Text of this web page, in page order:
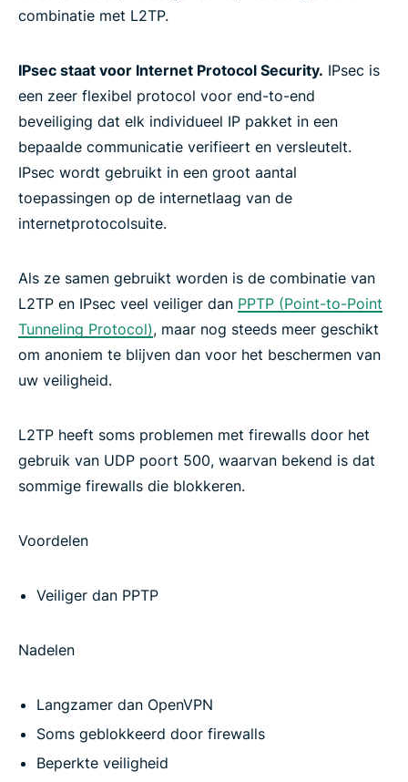
combinatie met L2TP.
IPsec staat voor Internet Protocol Security. IPsec is
een zeer flexibel protocol voor end-to-end
beveiliging dat elk individueel IP pakket in een
bepaalde communicatie verifieert en versleutelt.
IPsec wordt gebruikt in een groot aantal
toepassingen op de internetlaag van de
internetprotocolsuite.
Als ze samen gebruikt worden is de combinatie van
L2TP en IPsec veel veiliger dan PPTP (Point-to-Point
Tunneling Protocol), maar nog steeds meer geschikt
om anoniem te blijven dan voor het beschermen van
uw veiligheid.
L2TP heeft soms problemen met firewalls door het
gebruik van UDP poort 500, waarvan bekend is dat
sommige firewalls die blokkeren.
Voordelen
Veiliger dan PPTP
Nadelen
Langzamer dan OpenVPN
Soms geblokkeerd door firewalls
Beperkte veiligheid